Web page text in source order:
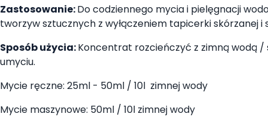
Zastosowanie:Do codziennego mycia i pielęgnacji
tworzyw sztucznych z wyłączeniem tapicerki skórzanej
Sposób użycia:Koncentrat rozcieńczyć z zimną wodą
umyciu.
Mycie ręczne: 25ml - 50ml / 10l zimnej wody
Mycie maszynowe: 50ml / 10l zimnej wody